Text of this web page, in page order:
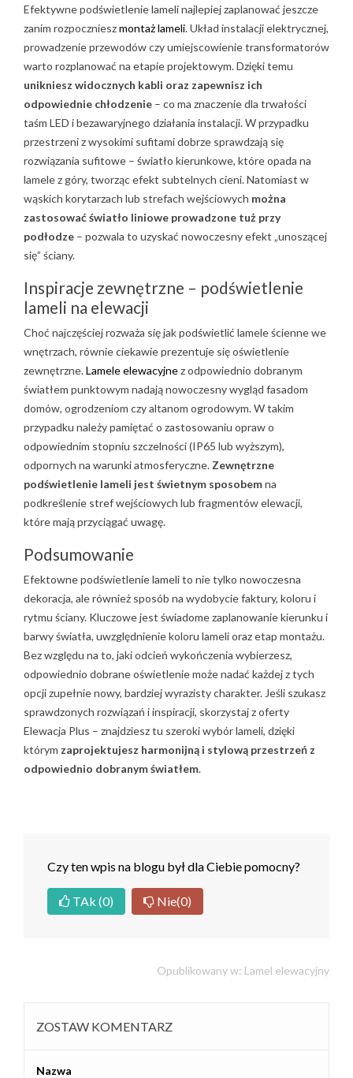
Efektywne podświetlenie lameli najlepiej zaplanować jeszcze
zanim rozpocznieszmontaż lameli. Układ instalacji elektrycznej,
prowadzenie przewodów czy umiejscowienie transformatorów
warto rozplanować na etapie projektowym. Dzięki temu
unikniesz widocznych kabli oraz zapewnisz ich
odpowiednie chłodzenie – co ma znaczenie dla trwałości
taśm LED i bezawaryjnego działania instalacji. W przypadku
przestrzeni z wysokimi sufitami dobrze sprawdzają się
rozwiązania sufitowe – światło kierunkowe, które opada na
lamele z góry, tworząc efekt subtelnych cieni. Natomiast w
wąskich korytarzach lub strefach wejściowych można
zastosować światło liniowe prowadzone tuż przy
podłodze – pozwala to uzyskać nowoczesny efekt „unoszącej
się” ściany.
Inspiracje zewnętrzne – podświetlenie
lameli na elewacji
Choć najczęściej rozważa się jak podświetlić lamele ścienne we
wnętrzach, równie ciekawie prezentuje się oświetlenie
zewnętrzne.Lamele elewacyjnez odpowiednio dobranym
światłem punktowym nadają nowoczesny wygląd fasadom
domów, ogrodzeniom czy altanom ogrodowym. W takim
przypadku należy pamiętać o zastosowaniu opraw o
odpowiednim stopniu szczelności (IP65 lub wyższym),
odpornych na warunki atmosferyczne. Zewnętrzne
podświetlenie lameli jest świetnym sposobemna
podkreślenie stref wejściowych lub fragmentów elewacji,
które mają przyciągać uwagę.
Podsumowanie
Efektowne podświetlenie lameli to nie tylko nowoczesna
dekoracja, ale również sposób na wydobycie faktury, koloru i
rytmu ściany. Kluczowe jest świadome zaplanowanie kierunku i
barwy światła, uwzględnienie koloru lameli oraz etap montażu.
Bez względu na to, jaki odcień wykończenia wybierzesz,
odpowiednio dobrane oświetlenie może nadać każdej z tych
opcji zupełnie nowy, bardziej wyrazisty charakter. Jeśli szukasz
sprawdzonych rozwiązań i inspiracji, skorzystaj z oferty
Elewacja Plus – znajdziesz tu szeroki wybór lameli, dzięki
którym zaprojektujesz harmonijną i stylową przestrzeń z
odpowiednio dobranym światłem.
Czy ten wpis na blogu był dla Ciebie pomocny?
TAk (0) Nie(0)
Opublikowany w: Lamel elewacyjny
ZOSTAW KOMENTARZ
Nazwa